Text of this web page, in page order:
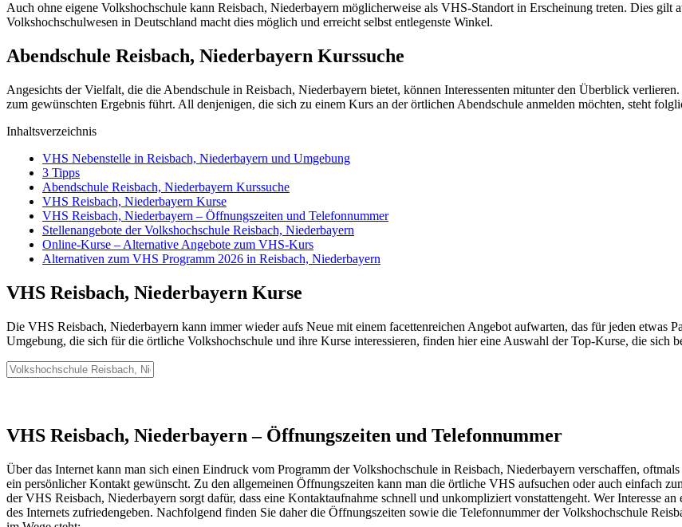
Auch ohne eigene Volkshochschule kann Reisbach, Niederbayern möglicherweise als VHS-Standort in Erscheinung treten. Dies gilt
Volkshochschulwesen in Deutschland macht dies möglich und erreicht selbst entlegenste Winkel.
Abendschule Reisbach, Niederbayern Kurssuche
Angesichts der Vielfalt, die die Abendschule in Reisbach, Niederbayern bietet, können Interessenten mitunter den Überblick
zum gewünschten Ergebnis führt. All denjenigen, die sich zu einem Kurs an der örtlichen Abendschule anmelden möchten, steht
Inhaltsverzeichnis
VHS Nebenstelle in Reisbach, Niederbayern und Umgebung
3 Tipps
Abendschule Reisbach, Niederbayern Kurssuche
VHS Reisbach, Niederbayern Kurse
VHS Reisbach, Niederbayern – Öffnungszeiten und Telefonnummer
Stellenangebote der Volkshochschule Reisbach, Niederbayern
Online-Kurse – Alternative Angebote zum VHS-Kurs
Alternativen zum VHS Programm 2026 in Reisbach, Niederbayern
VHS Reisbach, Niederbayern Kurse
Die VHS Reisbach, Niederbayern kann immer wieder aufs Neue mit einem facettenreichen Angebot aufwarten, das für jeden etwas
Umgebung, die sich für die örtliche Volkshochschule und ihre Kurse interessieren, finden hier eine Auswahl der Top-Kurse, die sich
VHS Reisbach, Niederbayern – Öffnungszeiten und Telefonnummer
Über das Internet kann man sich einen Eindruck vom Programm der Volkshochschule in Reisbach, Niederbayern verschaffen,
ein persönlicher Kontakt gewünscht. Zu den allgemeinen Öffnungszeiten kann man die örtliche VHS aufsuchen oder auch einfach
der VHS Reisbach, Niederbayern sorgt dafür, dass eine Kontaktaufnahme schnell und unkompliziert vonstattengeht. Wer Interesse
des Internets zufriedengeben. Nachfolgend finden Sie daher die Öffnungszeiten sowie die Telefonnummer der Volkshochschule